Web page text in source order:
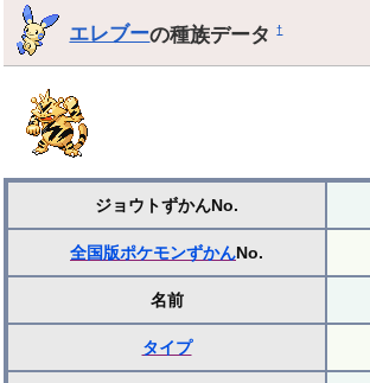
エレブーの種族データ†
ジョウトずかんNo.
全国版ポケモンずかんNo.
名前
タイプ